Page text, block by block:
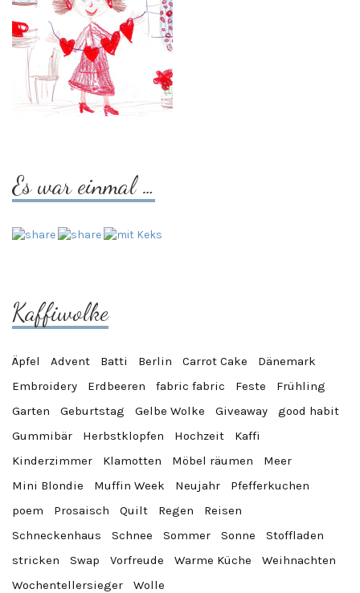
Es war einmal …
Kaffiwolke
Äpfel Advent Batti Berlin Carrot Cake
Dänemark
Embroidery
Erdbeeren fabric fabric Feste
Frühling
Garten
Geburtstag Gelbe Wolke Giveaway
good habit
Gummibär
Herbstklopfen Hochzeit
Kaffi
Kinderzimmer
Klamotten Möbel räumen
Meer
Mini Blondie
Muffin Week Neujahr
Pfefferkuchen
poem
Prosaisch Quilt Regen
Reisen
Schneckenhaus
Schnee Sommer Sonne
Stoffladen
stricken
Swap Vorfreude Warme Küche
Weihnachten
Wochentellersieger
Wolle